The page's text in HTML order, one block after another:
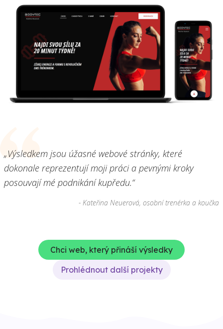
„Výsledkem jsou úžasné webové stránky, které
dokonale reprezentují moji práci a pevnými kroky
posouvají mé podnikání kupředu.“
- Kateřina Neuerová, osobní trenérka a koučka
Chci web, který přináší výsledky
Prohlédnout další projekty